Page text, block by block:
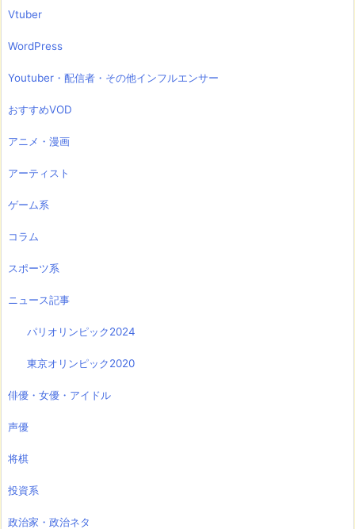
Vtuber
WordPress
Youtuber・配信者・その他インフルエンサー
おすすめVOD
アニメ・漫画
アーティスト
ゲーム系
コラム
スポーツ系
ニュース記事
パリオリンピック2024
東京オリンピック2020
俳優・女優・アイドル
声優
将棋
投資系
政治家・政治ネタ